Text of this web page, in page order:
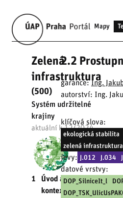
Mapy
Zelená
infrastruktura
(500)
Systém udržitelné
krajiny
aktuální k 12/2024
1
Úvod a
kontext
2.2
garance:Ing.
autorství: Ing.
klíčová slova:
ekologická stabilita
zelená infrastruktura
jevy: J.012 J.034
datové vrstvy:
DOP_SilniceIt_l